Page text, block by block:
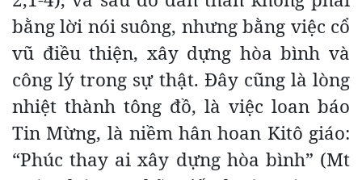
bằng lời nói suông, nhưng bằng việc cổ
vũ điều thiện, xây dựng hòa bình và
công lý trong sự thật. Đây cũng là lòng
nhiệt thành tông đồ, là việc loan báo
Tin Mừng, là niềm hân hoan Kitô giáo:
“Phúc thay ai xây dựng hòa bình” (Mt